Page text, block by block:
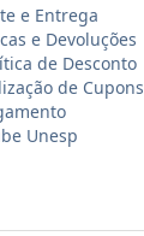
e Entrega
e Devoluções
de Desconto
de Cupons
Unesp